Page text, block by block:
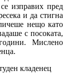
изправих пред
и да стигна
нещо като
с посоката,
Мислено